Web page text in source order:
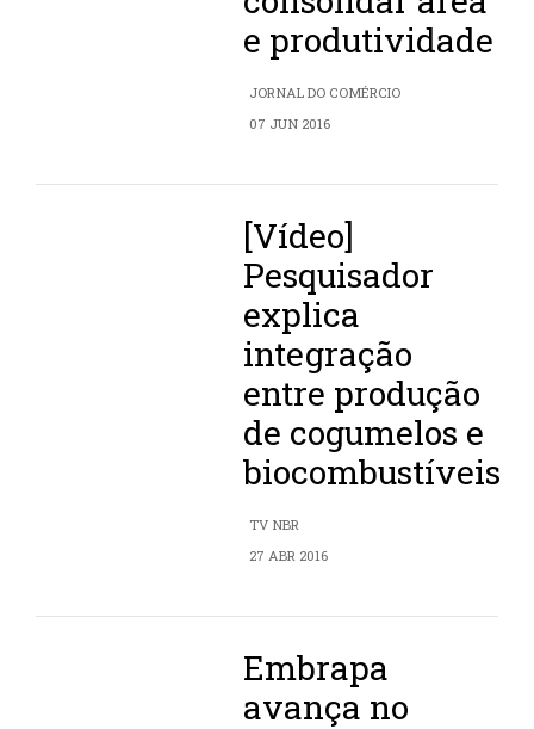
e produtividade
JORNAL DO COMÉRCIO
07 JUN 2016
[Vídeo]
Pesquisador
explica
integração
entre produção
de cogumelos e
biocombustíveis
TV NBR
27 ABR 2016
Embrapa
avança no